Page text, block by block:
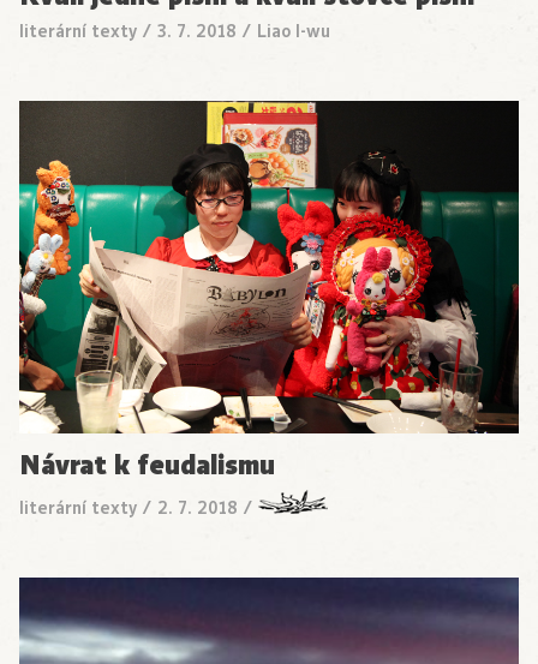
literární texty / 3. 7. 2018 / Liao I-wu
Návrat k feudalismu
literární texty / 2. 7. 2018 /